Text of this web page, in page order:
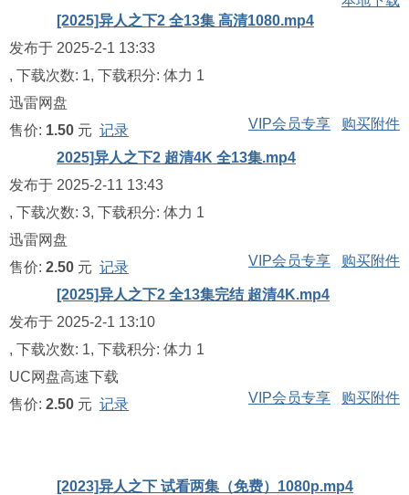
[2025]异人之下2 全13集 高清1080.mp4
发布于 2025-2-1 13:33
, 下载次数: 1, 下载积分: 体力 1
迅雷网盘
售价: 1.50 元 记录 VIP会员专享 购买附件
2025]异人之下2 超清4K 全13集.mp4
发布于 2025-2-11 13:43
, 下载次数: 3, 下载积分: 体力 1
迅雷网盘
售价: 2.50 元 记录 VIP会员专享 购买附件
[2025]异人之下2 全13集完结 超清4K.mp4
发布于 2025-2-1 13:10
, 下载次数: 1, 下载积分: 体力 1
UC网盘高速下载
售价: 2.50 元 记录 VIP会员专享 购买附件
[2023]异人之下 试看两集（免费）1080p.mp4